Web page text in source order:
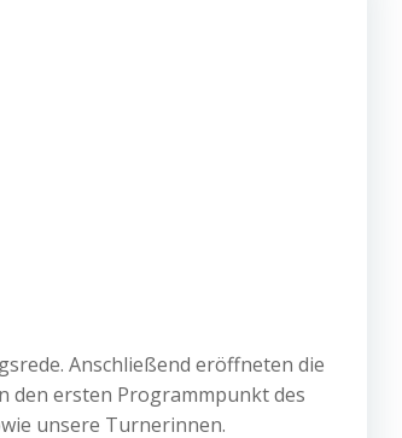
Anschließend eröffneten die
den ersten Programmpunkt des
unsere Turnerinnen.